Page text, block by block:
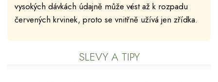
vysokých dávkách údajně může vést až k rozpadu
červených krvinek, proto se vnitřně užívá jen zřídka.
SLEVY A TIPY